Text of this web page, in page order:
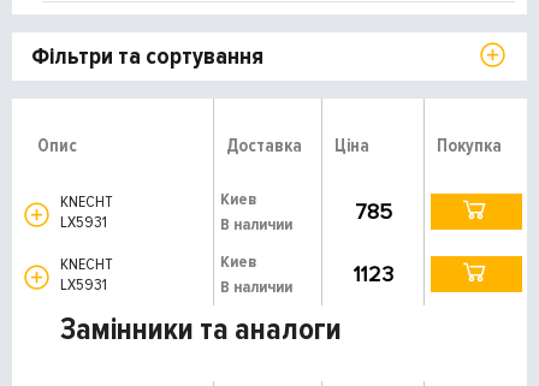
Фільтри та сортування
Опис Доставка Ціна Покупка
KNECHT
LX5931
Киев
В наличии
785
KNECHT
LX5931
Киев
В наличии
1123
Замінники та аналоги